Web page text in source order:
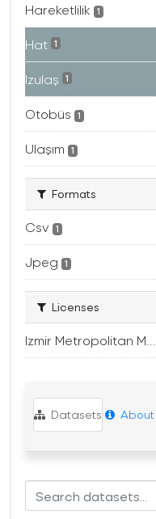
Hareketlilik 1
Hat 1
Izulaş 1
Otobüs 1
Ulaşım 1
Formats
Csv 1
Jpeg 1
Licenses
Izmir Metropolitan M...
Datasets About